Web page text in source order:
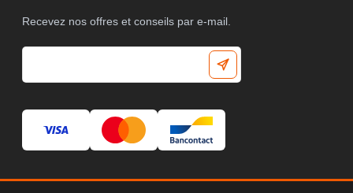
Recevez nos offres et conseils par e-mail.